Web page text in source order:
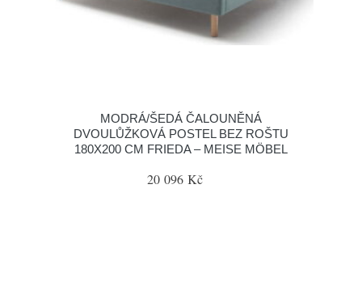
MODRÁ/ŠEDÁ ČALOUNĚNÁ
DVOULŮŽKOVÁ POSTEL BEZ ROŠTU
180X200 CM FRIEDA – MEISE MÖBEL
20 096 Kč